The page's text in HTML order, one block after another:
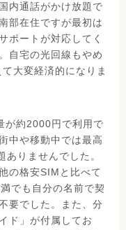
内通話がかけ放題で
部在住ですが最初は
ポートが対応してく
自宅の光回線もやめ
大変経済的になりま
が約2000円で利用で
中や移動中では最高
りませんでした。
の格安SIMと比べて
でも自分の名前で契
要でした。また、分
ド」が付属してお